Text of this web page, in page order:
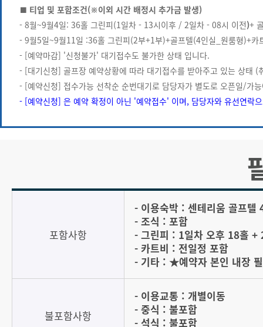
■ 티업 및 포함조건(※이외 시간 배정시 추가금 발생)
- 8월~9월4일: 36홀 그린피(1일차 - 13시이후 / 2일차 - 08시 이전)+
- 9월5일~9월11일 :36홀 그린피(2부+1부)+골프텔(4인실_원룸형)+카
- [예약마감] '신청불가' 대기접수도 불가한 상태 입니다.
- [대기신청] 골프장 예약상황에 따라 대기접수를 받아주고 있는 상태
- [예약신청] 접수가능 선착순 순번대기로 담당자가 별도로 오픈일/가
- [예약신청] 은 예약 확정이 아닌 '예약접수' 이며, 담당자와 유선연락
포함사항
- 이용숙박 : 센테리움 골프텔
- 조식 : 포함
- 그린피 : 1일차 오후 18홀 +
- 카트비 : 전일정 포함
- 기타 : ★예약자 본인 내장
불포함사항
- 이용교통 : 개별이동
- 중식 : 불포함
- 석식 : 불포함